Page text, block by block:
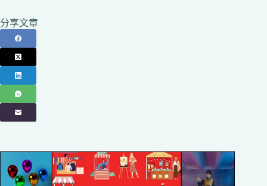
分享文章